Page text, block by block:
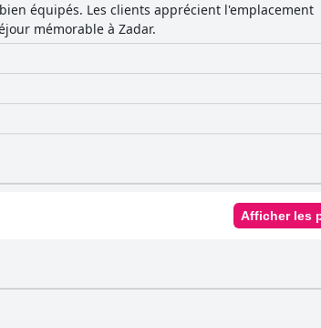
équipés. Les clients apprécient l'emplacement
mémorable à Zadar.
Afficher les